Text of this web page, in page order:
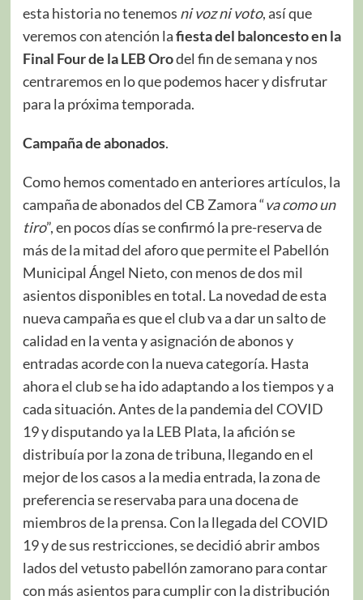
esta historia no tenemos ni voz ni voto, así que
veremos con atención lafiesta del baloncesto en la
Final Fourde la LEB Orodel fin de semana y nos
centraremos en lo que podemos hacer y disfrutar
para la próxima temporada.
Campaña de abonados.
Como hemos comentado en anteriores artículos, la
campaña de abonados del CB Zamora “va como un
tiro”, en pocos días se confirmó la pre-reserva de
más de la mitad del aforo que permite el Pabellón
Municipal Ángel Nieto, con menos de dos mil
asientos disponibles en total. La novedad de esta
nueva campaña es que el club va a dar un salto de
calidad en la venta y asignación de abonos y
entradas acorde con la nueva categoría. Hasta
ahora el club se ha ido adaptando a los tiempos y a
cada situación. Antes de la pandemia del COVID
19 y disputando ya la LEB Plata, la afición se
distribuía por la zona de tribuna, llegando en el
mejor de los casos a la media entrada, la zona de
preferencia se reservaba para una docena de
miembros de la prensa. Con la llegada del COVID
19 y de sus restricciones, se decidió abrir ambos
lados del vetusto pabellón zamorano para contar
con más asientos para cumplir con la distribución